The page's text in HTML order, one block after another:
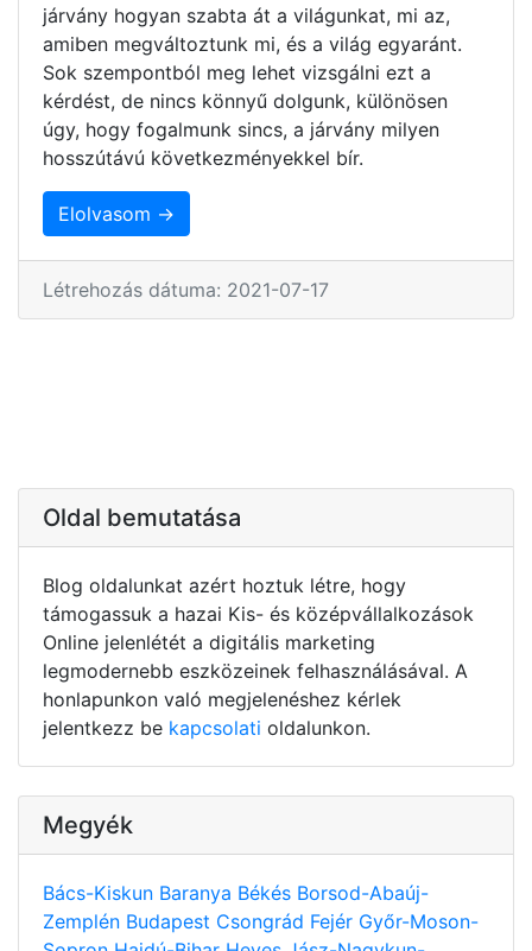
járvány hogyan szabta át a világunkat, mi az,
amiben megváltoztunk mi, és a világ egyaránt.
Sok szempontból meg lehet vizsgálni ezt a
kérdést, de nincs könnyű dolgunk, különösen
úgy, hogy fogalmunk sincs, a járvány milyen
hosszútávú következményekkel bír.
Elolvasom →
Létrehozás dátuma: 2021-07-17
Oldal bemutatása
Blog oldalunkat azért hoztuk létre, hogy
támogassuk a hazai Kis- és középvállalkozások
Online jelenlétét a digitális marketing
legmodernebb eszközeinek felhasználásával. A
honlapunkon való megjelenéshez kérlek
jelentkezz be kapcsolati oldalunkon.
Megyék
Bács-Kiskun Baranya Békés Borsod-Abaúj-
Zemplén Budapest Csongrád Fejér Győr-Moson-